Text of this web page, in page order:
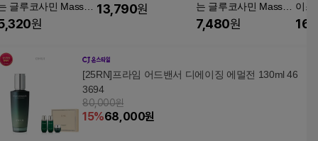
글루코사민 Massag
Body Cream 150ml,
원
13,790원
는 글루코사민 Massag
e Body Cream 150ml,
7,480원
이스
[25RN]프라임 어드밴서 디에이징 에멀전 130ml 46
3694
80,000원
15%68,000원